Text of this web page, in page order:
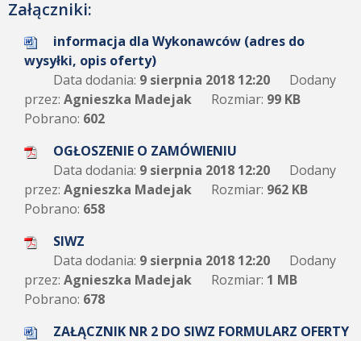
Załączniki:
informacja dla Wykonawców (adres do
wysyłki, opis oferty)
Data dodania: 9 sierpnia 2018 12:20
Dodany
przez: Agnieszka Madejak Rozmiar: 99 KB
Pobrano: 602
OGŁOSZENIE O ZAMÓWIENIU
Data dodania: 9 sierpnia 2018 12:20
Dodany
przez: Agnieszka Madejak Rozmiar: 962 KB
Pobrano: 658
SIWZ
Data dodania: 9 sierpnia 2018 12:20
Dodany
przez: Agnieszka Madejak Rozmiar: 1 MB
Pobrano: 678
ZAŁĄCZNIK NR 2 DO SIWZ FORMULARZ OFERTY